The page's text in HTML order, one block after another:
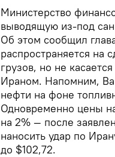
Министерство
выводящую из-под
Об этом сообщил
распространяется на
грузов, но не
Ираном. Напомним,
нефти на фоне
Одновременно цены
на 2% — после
наносить удар по
до $102,72.